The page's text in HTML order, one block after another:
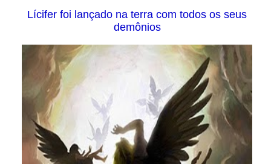
Lícifer foi lançado na terra com todos os seus
demônios